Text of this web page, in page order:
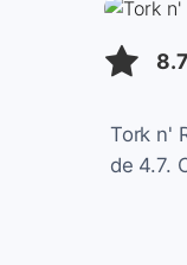
8.7
Tork n'
de 4.7.